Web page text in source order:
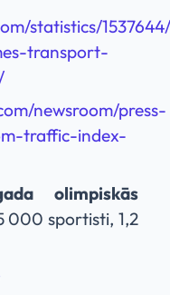
statistics/
transport-
newsroom/press-
traffic-index-
olimpiskās
000 sportisti, 1,2